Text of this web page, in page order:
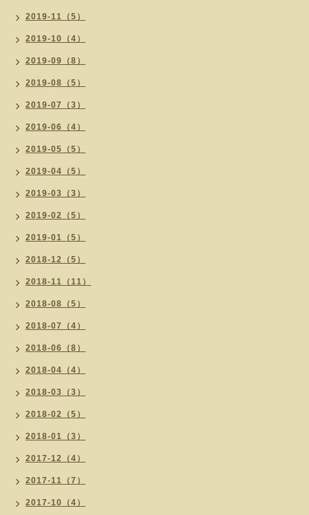
2019-11（5）
2019-10（4）
2019-09（8）
2019-08（5）
2019-07（3）
2019-06（4）
2019-05（5）
2019-04（5）
2019-03（3）
2019-02（5）
2019-01（5）
2018-12（5）
2018-11（11）
2018-08（5）
2018-07（4）
2018-06（8）
2018-04（4）
2018-03（3）
2018-02（5）
2018-01（3）
2017-12（4）
2017-11（7）
2017-10（4）